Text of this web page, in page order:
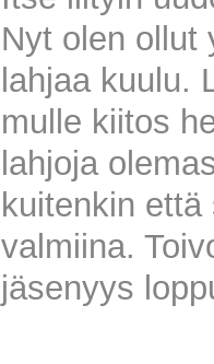
Nyt olen ollut
lahjaa kuulu.
mulle kiitos
lahjoja
kuitenkin
valmiina.
jäsenyys